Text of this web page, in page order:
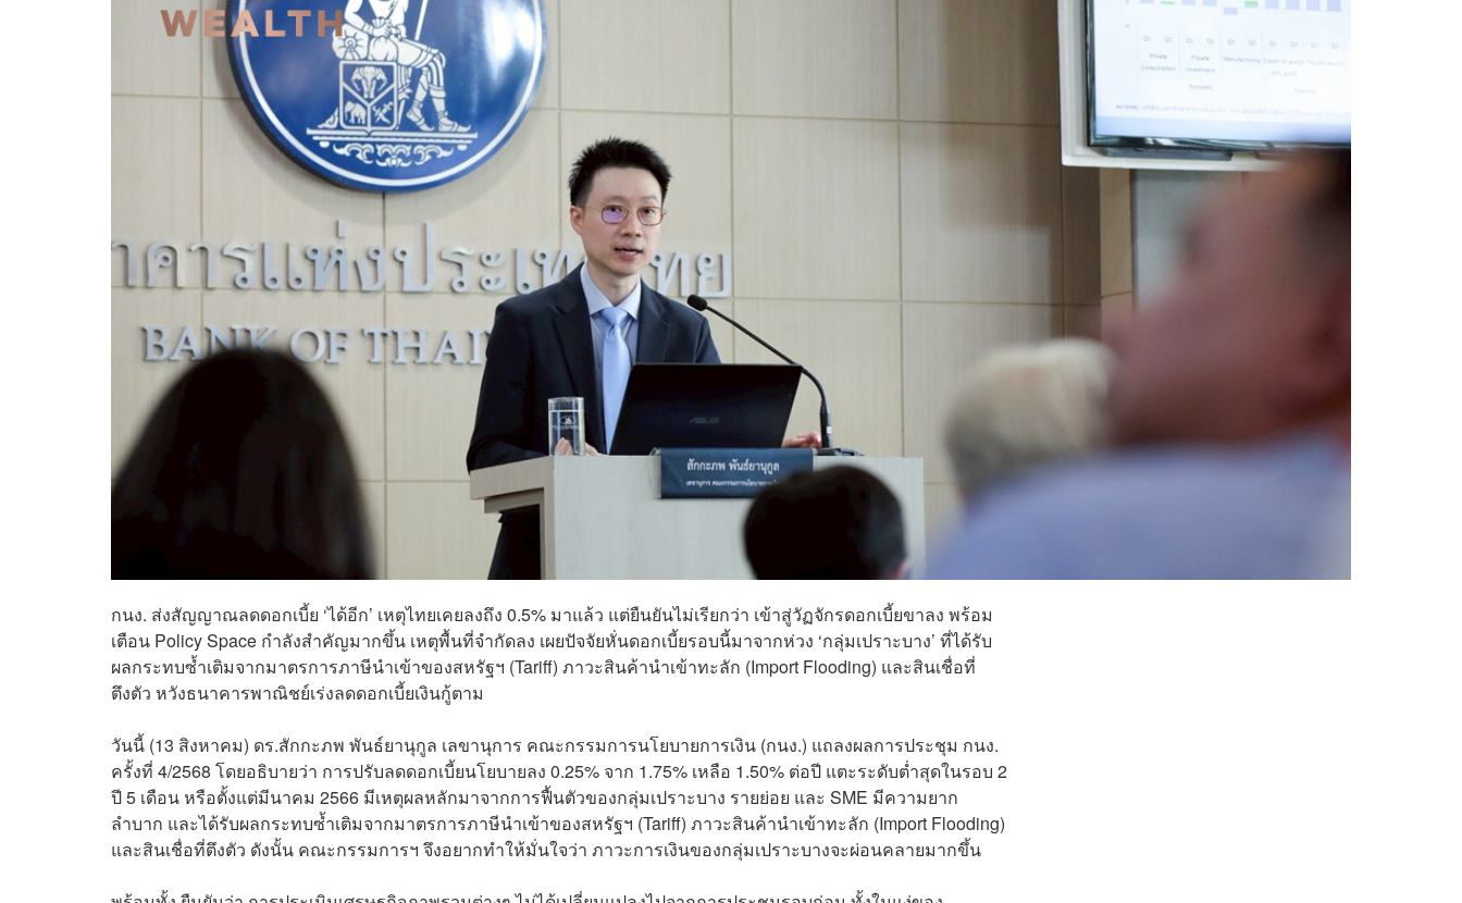
กนง. ส่งสัญญาณลดดอกเบี้ย ‘ได้อีก’ เหตุไทยเคยลงถึง 0.5% มาแล้ว แต่ยืนยันไม่เรียกว่า เข้าสู่วัฏจักรดอกเบี้ยขาลง พร้อม
เตือน Policy Space กำลังสำคัญมากขึ้น เหตุพื้นที่จำกัดลง เผยปัจจัยหั่นดอกเบี้ยรอบนี้มาจากห่วง ‘กลุ่มเปราะบาง’ ที่ได้รับ
ผลกระทบซ้ำเติมจากมาตรการภาษีนำเข้าของสหรัฐฯ (Tariff) ภาวะสินค้านำเข้าทะลัก (Import Flooding) และสินเชื่อที่
ตึงตัว หวังธนาคารพาณิชย์เร่งลดดอกเบี้ยเงินกู้ตาม
วันนี้ (13 สิงหาคม) ดร.สักกะภพ พันธ์ยานุกูล เลขานุการ คณะกรรมการนโยบายการเงิน (กนง.) แถลงผลการประชุม กนง.
ครั้งที่ 4/2568 โดยอธิบายว่า การปรับลดดอกเบี้ยนโยบายลง 0.25% จาก 1.75% เหลือ 1.50% ต่อปี แตะระดับต่ำสุดในรอบ 2
ปี 5 เดือน หรือตั้งแต่มีนาคม 2566 มีเหตุผลหลักมาจากการฟื้นตัวของกลุ่มเปราะบาง รายย่อย และ SME มีความยาก
ลำบาก และได้รับผลกระทบซ้ำเติมจากมาตรการภาษีนำเข้าของสหรัฐฯ (Tariff) ภาวะสินค้านำเข้าทะลัก (Import Flooding)
และสินเชื่อที่ตึงตัว ดังนั้น คณะกรรมการฯ จึงอยากทำให้มั่นใจว่า ภาวะการเงินของกลุ่มเปราะบางจะผ่อนคลายมากขึ้น